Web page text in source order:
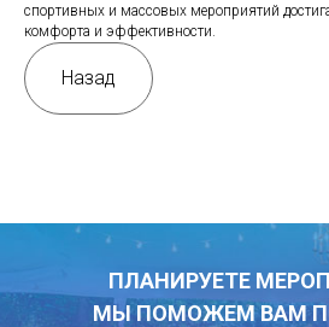
спортивных и массовых мероприятий
комфорта и эффективности.
Назад
ПЛАНИРУЕТЕ
МЫ ПОМОЖЕМ ВАМ